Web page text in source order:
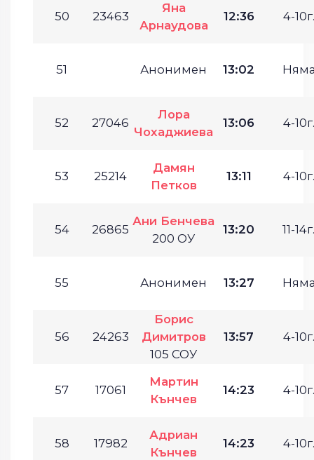
50 23463
Яна
Арнаудова
12:36 4-10г.
51 Анонимен 13:02
52 27046
Лора
Чохаджиева
13:06 4-10г.
53 25214
Дамян
Петков
13:11 4-10г.
54 26865
Ани Бенчева
200 ОУ
13:20 11-14г.
55 Анонимен 13:27
56 24263
Борис
Димитров
105 СОУ
13:57 4-10г.
57 17061
Мартин
Кънчев
14:23 4-10г.
58 17982
Адриан
Кънчев
14:23 4-10г.